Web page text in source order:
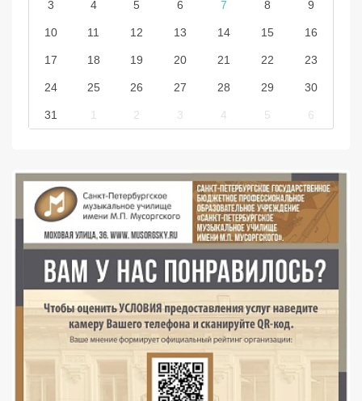
3 4 5 6 7 8 9
10 11 12 13 14 15 16
17 18 19 20 21 22 23
24 25 26 27 28 29 30
31 1 2 3 4 5 6